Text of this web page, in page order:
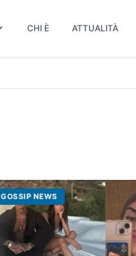
CHI È ATTUALITÀ
GOSSIP NEWS